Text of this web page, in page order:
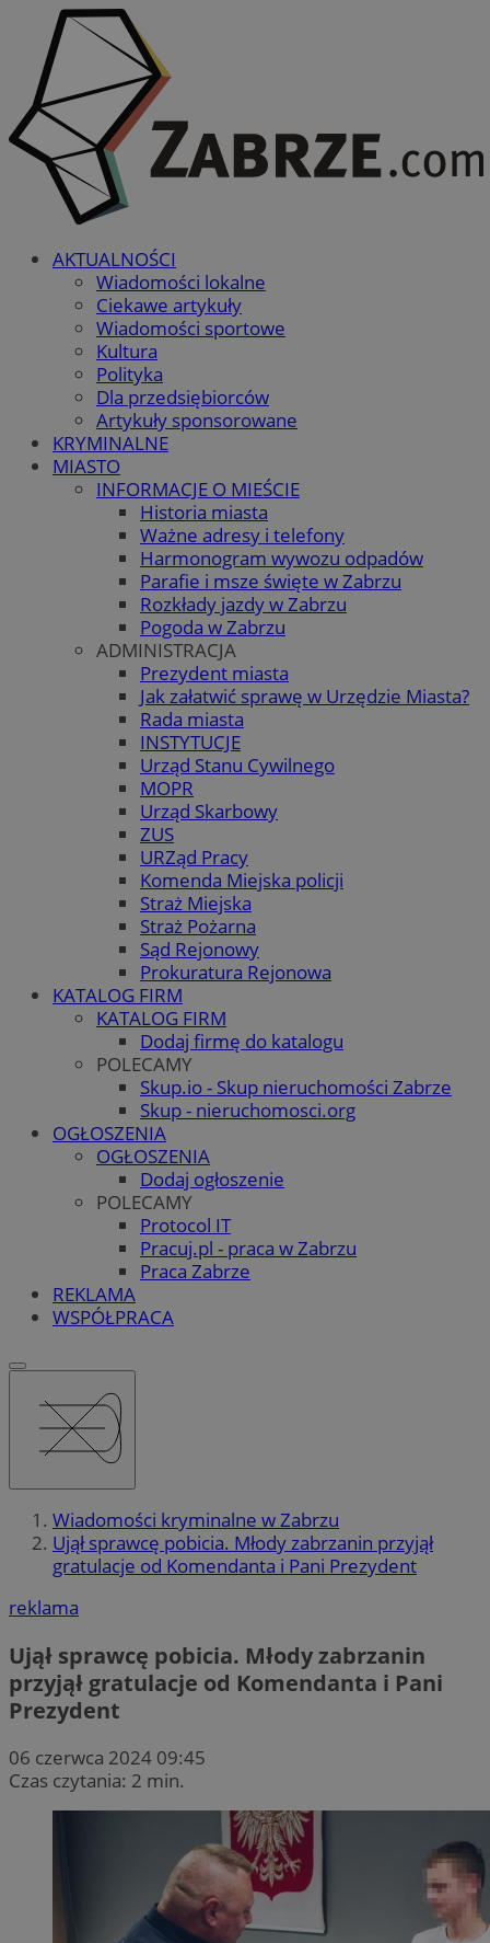
AKTUALNOŚCI
Wiadomości lokalne
Ciekawe artykuły
Wiadomości sportowe
Kultura
Polityka
Dla przedsiębiorców
Artykuły sponsorowane
KRYMINALNE
MIASTO
INFORMACJE O MIEŚCIE
Historia miasta
Ważne adresy i telefony
Harmonogram wywozu odpadów
Parafie i msze święte w Zabrzu
Rozkłady jazdy w Zabrzu
Pogoda w Zabrzu
ADMINISTRACJA
Prezydent miasta
Jak załatwić sprawę w Urzędzie Miasta?
Rada miasta
INSTYTUCJE
Urząd Stanu Cywilnego
MOPR
Urząd Skarbowy
ZUS
URZąd Pracy
Komenda Miejska policji
Straż Miejska
Straż Pożarna
Sąd Rejonowy
Prokuratura Rejonowa
KATALOG FIRM
KATALOG FIRM
Dodaj firmę do katalogu
POLECAMY
Skup.io - Skup nieruchomości Zabrze
Skup - nieruchomosci.org
OGŁOSZENIA
OGŁOSZENIA
Dodaj ogłoszenie
POLECAMY
Protocol IT
Pracuj.pl - praca w Zabrzu
Praca Zabrze
REKLAMA
WSPÓŁPRACA
Wiadomości kryminalne w Zabrzu
Ujął sprawcę pobicia. Młody zabrzanin przyjął
gratulacje od Komendanta i Pani Prezydent
reklama
Ujął sprawcę pobicia. Młody zabrzanin
przyjął gratulacje od Komendanta i Pani
Prezydent
06 czerwca 2024 09:45
Czas czytania: 2 min.